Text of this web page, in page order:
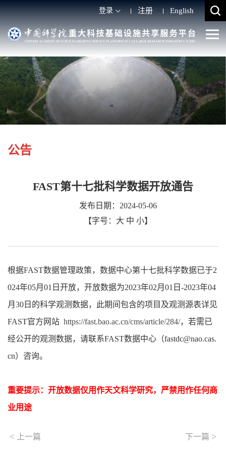
登录 注册 English
公告
FAST第十七批科学数据开放通告
发布日期：2024-05-06
【字号： 大 中 小】
根据FAST数据管理政策，数据中心第十七批科学数据已于2
024年05月01日开放，开放数据为2023年02月01日-2023年04
月30日的科学观测数据，此期间包含的项目及观测源表详见
FAST官方网站 https://fast.bao.ac.cn/cms/article/284/，若需已
经公开的观测数据，请联系FAST数据中心（fastdc@nao.cas.
cn）咨询。
重要提示：开放数据仅用作天文科学研究，严禁用作任何商
业用途
< 上一篇 下一篇 >